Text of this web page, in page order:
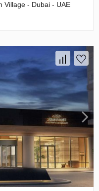
Village - Dubai - UAE